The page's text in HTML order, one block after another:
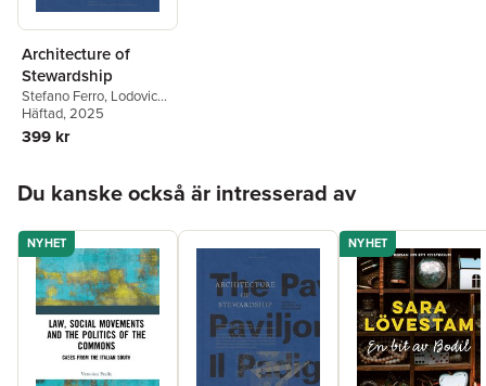
Architecture of
Stewardship
Stefano Ferro, Lodovica
Guarnieri,Jonas
Malmberg
Essi Nisonen
Veronica Pecile
Sofie
Pelsmakers,Margherita
Gianni Talamini,Federica
Toninello
Häftad, 2025
399 kr
Du kanske också är intresserad av
NYHET NYHET